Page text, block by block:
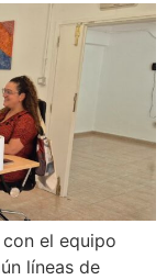
el equipo
líneas de